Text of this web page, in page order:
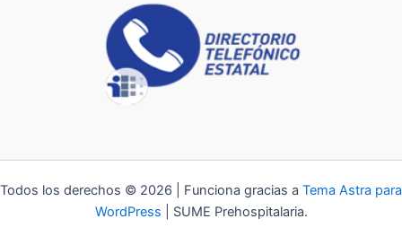
Todos los derechos © 2026 | Funciona gracias a Tema Astra para
WordPress | SUME Prehospitalaria.